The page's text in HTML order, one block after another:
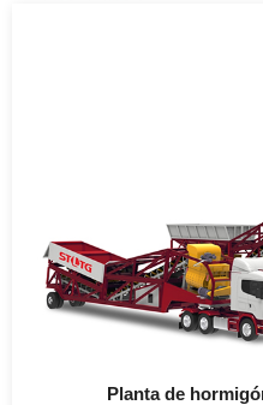
Planta de